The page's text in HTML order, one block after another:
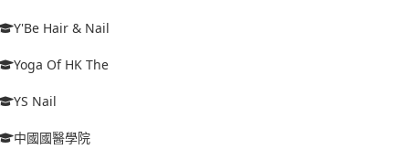
Y'Be Hair & Nail
Yoga Of HK The
YS Nail
中國國醫學院